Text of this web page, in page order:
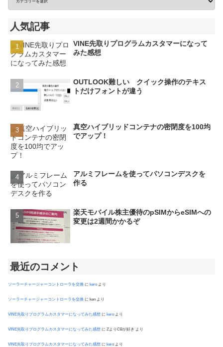
人気記事
VINE先取りプログラムカスタマーになって
みた感想
OUTLOOK難しい クイック操作のテキス
トだけフォントが違う
真空ハイブリッドコンテナの密閉度を100均
でアップ！
アルミフレームを使ってパソコンデスクを
作る
楽天モバイル株主優待のpSIMからeSIMへの
変更は2週間かかるぞ
最近のコメント
ソーラーチャージャーコントローラを交換 に kero より
ソーラーチャージャーコントローラを交換 に ken より
VINE先取りプログラムカスタマーになってみた感想 に kero より
VINE先取りプログラムカスタマーになってみた感想 に ZよりCBが好き より
VINE先取りプログラムカスタマーになってみた感想 に kero より